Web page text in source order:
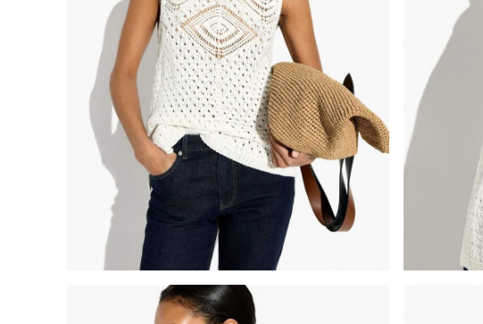
mng
bandolera
. bimba lola